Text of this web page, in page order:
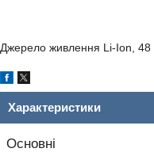
Джерело живлення Li-Ion, 48
Характеристики
Основні